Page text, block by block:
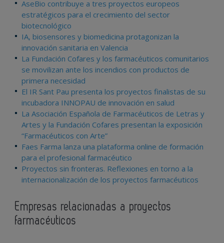
AseBio contribuye a tres proyectos europeos
estratégicos para el crecimiento del sector
biotecnológico
IA, biosensores y biomedicina protagonizan la
innovación sanitaria en Valencia
La Fundación Cofares y los farmacéuticos comunitarios
se movilizan ante los incendios con productos de
primera necesidad
El IR Sant Pau presenta los proyectos finalistas de su
incubadora INNOPAU de innovación en salud
La Asociación Española de Farmacéuticos de Letras y
Artes y la Fundación Cofares presentan la exposición
“Farmacéuticos con Arte”
Faes Farma lanza una plataforma online de formación
para el profesional farmacéutico
Proyectos sin fronteras. Reflexiones en torno a la
internacionalización de los proyectos farmacéuticos
Empresas relacionadas a proyectos
farmacéuticos